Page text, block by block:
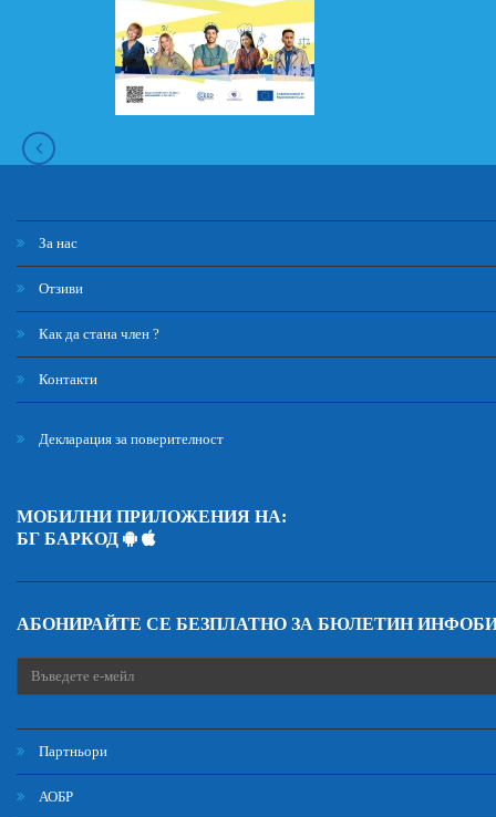
За нас
Отзиви
Как да стана член ?
Контакти
Декларация за поверителност
МОБИЛНИ ПРИЛОЖЕНИЯ НА:
БГ БАРКОД
АБОНИРАЙТЕ СЕ БЕЗПЛАТНО ЗА БЮЛЕТИН
Партньори
АОБР